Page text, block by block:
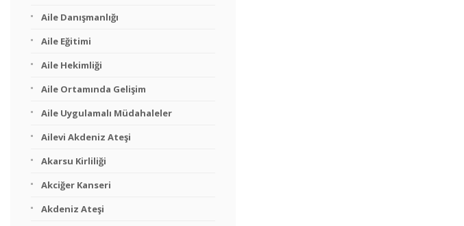
Aile Danışmanlığı
Aile Eğitimi
Aile Hekimliği
Aile Ortamında Gelişim
Aile Uygulamalı Müdahaleler
Ailevi Akdeniz Ateşi
Akarsu Kirliliği
Akciğer Kanseri
Akdeniz Ateşi